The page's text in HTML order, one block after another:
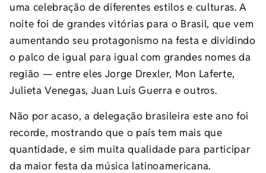
uma celebração de diferentes estilos e culturas. A
noite foi de grandes vitórias para o Brasil, que vem
aumentando seu protagonismo na festa e dividindo
o palco de igual para igual com grandes nomes da
região — entre eles Jorge Drexler, Mon Laferte,
Julieta Venegas, Juan Luís Guerra e outros.
Não por acaso, a delegação brasileira este ano foi
recorde, mostrando que o país tem mais que
quantidade, e sim muita qualidade para participar
da maior festa da música latinoamericana.